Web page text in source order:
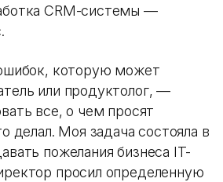
CRM-системы —
которую может
или продуктолог, —
все, о чем просят
делал. Моя задача состояла в
пожелания бизнеса IT-
просил определенную